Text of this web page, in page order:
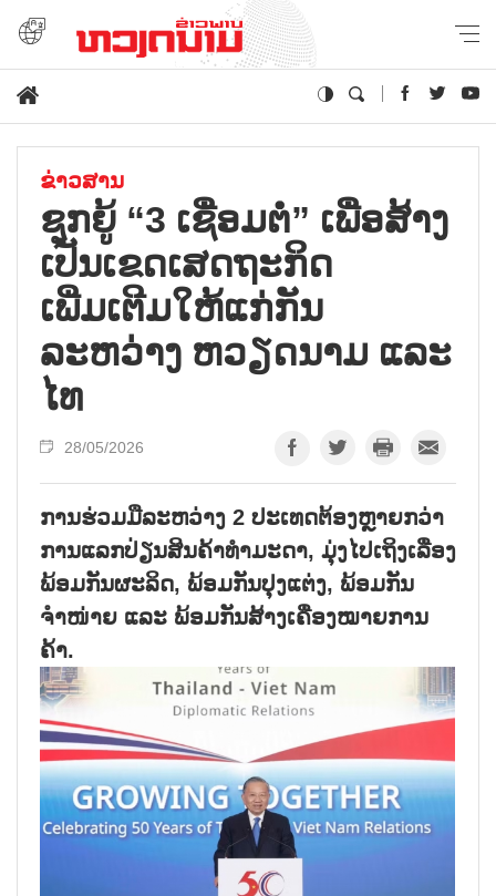
ຂ່າວສານ
ຊຸກຍູ້ “3 ເຊື່ອມຕໍ່” ເພື່ອສ້າງ
ເປັນເຂດເສດຖະກິດ
ເພີ່ມເຕີມໃຫ້ແກ່ກັນ
ລະຫວ່າງ ຫວຽດນາມ ແລະ
ໄທ
28/05/2026
ການຮ່ວມມືລະຫວ່າງ 2 ປະເທດຕ້ອງຫຼາຍກວ່າ
ການແລກປ່ຽນສິນຄ້າທຳມະດາ, ມຸ່ງໄປເຖິງເລື່ອງ
ພ້ອມກັນຜະລິດ, ພ້ອມກັນປຸງແຕ່ງ, ພ້ອມກັນ
ຈຳໜ່າຍ ແລະ ພ້ອມກັນສ້າງເຄື່ອງໝາຍການ
ຄ້າ.